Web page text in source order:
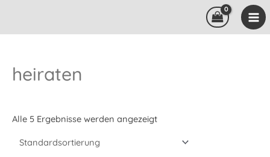
springen
heiraten
Alle 5 Ergebnisse werden angezeigt